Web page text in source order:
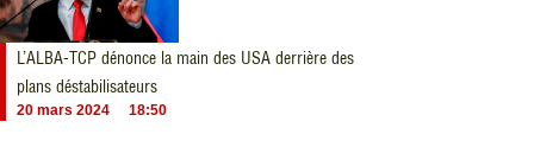
L’ALBA-TCP dénonce la main des USA derrière des
plans déstabilisateurs
20 mars 2024 18:50